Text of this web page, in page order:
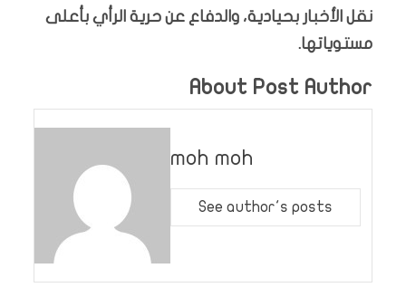
نقل الأخبار بحيادية، والدفاع عن حرية الرأي بأعلى
مستوياتها.
About Post Author
moh moh
See author's posts